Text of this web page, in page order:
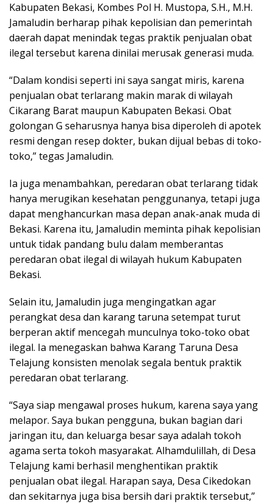
Kabupaten Bekasi, Kombes Pol H. Mustopa, S.H., M.H.
Jamaludin berharap pihak kepolisian dan pemerintah
daerah dapat menindak tegas praktik penjualan obat
ilegal tersebut karena dinilai merusak generasi muda.
“Dalam kondisi seperti ini saya sangat miris, karena
penjualan obat terlarang makin marak di wilayah
Cikarang Barat maupun Kabupaten Bekasi. Obat
golongan G seharusnya hanya bisa diperoleh di apotek
resmi dengan resep dokter, bukan dijual bebas di toko-
toko,” tegas Jamaludin.
Ia juga menambahkan, peredaran obat terlarang tidak
hanya merugikan kesehatan penggunanya, tetapi juga
dapat menghancurkan masa depan anak-anak muda di
Bekasi. Karena itu, Jamaludin meminta pihak kepolisian
untuk tidak pandang bulu dalam memberantas
peredaran obat ilegal di wilayah hukum Kabupaten
Bekasi.
Selain itu, Jamaludin juga mengingatkan agar
perangkat desa dan karang taruna setempat turut
berperan aktif mencegah munculnya toko-toko obat
ilegal. Ia menegaskan bahwa Karang Taruna Desa
Telajung konsisten menolak segala bentuk praktik
peredaran obat terlarang.
“Saya siap mengawal proses hukum, karena saya yang
melapor. Saya bukan pengguna, bukan bagian dari
jaringan itu, dan keluarga besar saya adalah tokoh
agama serta tokoh masyarakat. Alhamdulillah, di Desa
Telajung kami berhasil menghentikan praktik
penjualan obat ilegal. Harapan saya, Desa Cikedokan
dan sekitarnya juga bisa bersih dari praktik tersebut,”